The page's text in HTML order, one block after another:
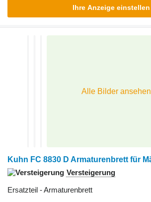
Ihre Anzeige einstellen
Kuhn FC 8830 D Armaturenbrett für
Versteigerung
Ersatzteil - Armaturenbrett